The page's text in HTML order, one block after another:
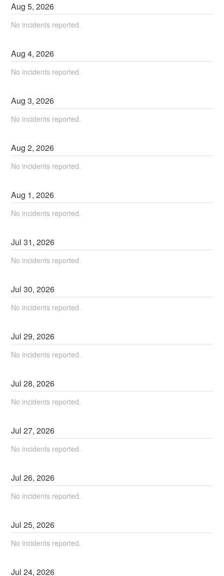
Aug5,2026
No incidents reported.
Aug4,2026
No incidents reported.
Aug3,2026
No incidents reported.
Aug2,2026
No incidents reported.
Aug 1,2026
No incidents reported.
Jul31,2026
No incidents reported.
Jul30,2026
No incidents reported.
Jul29,2026
No incidents reported.
Jul28,2026
No incidents reported.
Jul27,2026
No incidents reported.
Jul26,2026
No incidents reported.
Jul25,2026
No incidents reported.
Jul24,2026